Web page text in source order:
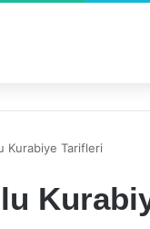
Kurabiye Tarifleri